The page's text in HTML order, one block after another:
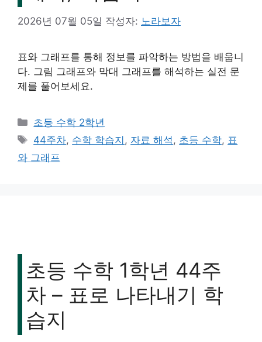
2026년 07월 05일 작성자: 노라보자
표와 그래프를 통해 정보를 파악하는 방법을 배웁니
다. 그림 그래프와 막대 그래프를 해석하는 실전 문
제를 풀어보세요.
카
테
리
초등 수학 2학년
태
그
44주차, 수학 학습지 , 자료 해석 , 초등 수학, 표
와 그래프
초등 수학 1학년 44주
차 – 표로 나타내기 학
습지